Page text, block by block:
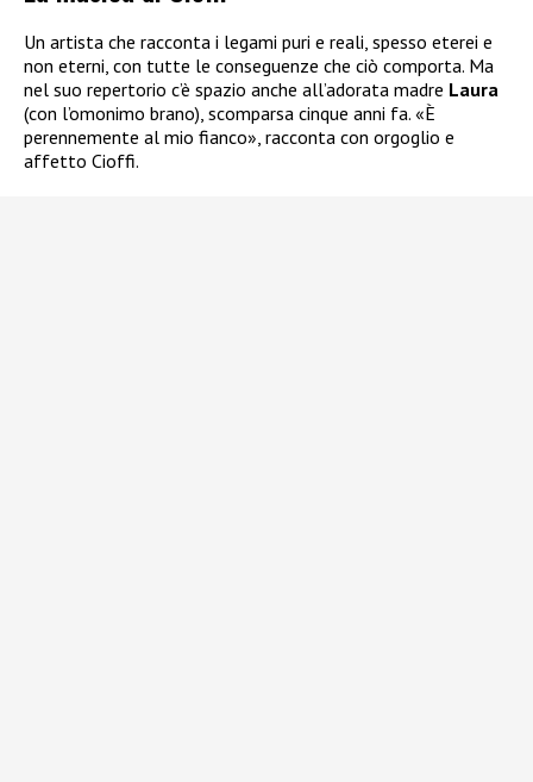
Un artista che racconta i legami puri e reali, spesso eterei e
non eterni, con tutte le conseguenze che ciò comporta. Ma
nel suo repertorio c’è spazio anche all’adorata madre Laura
(con l’omonimo brano), scomparsa cinque anni fa. «È
perennemente al mio fianco», racconta con orgoglio e
affetto Cioffi.